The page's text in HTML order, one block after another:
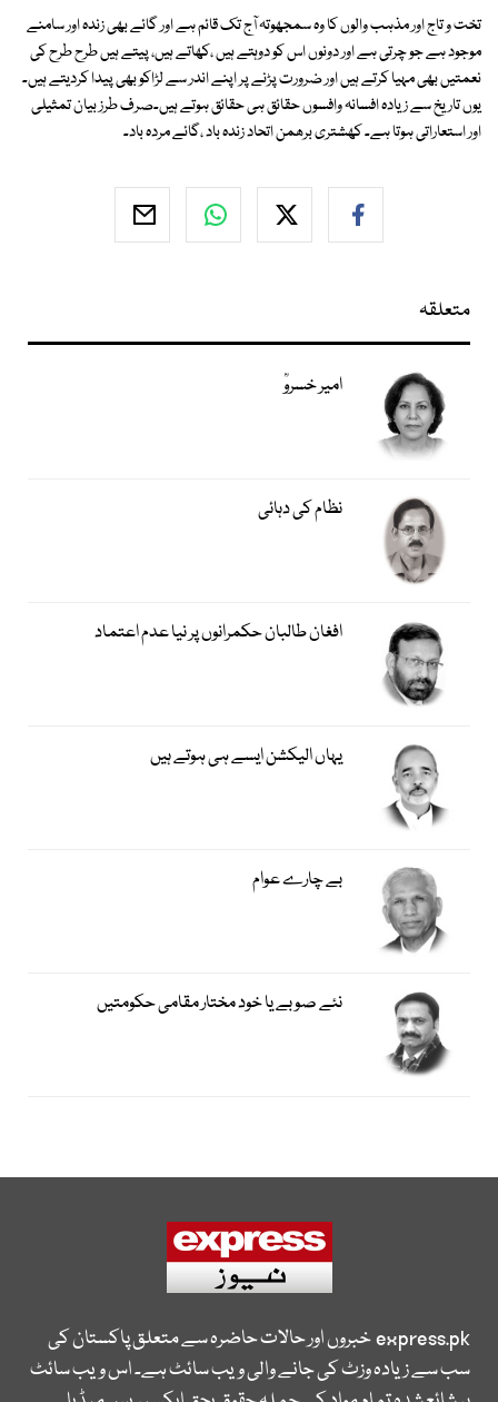
تخت و تاج اور مذہب والوں کا وہ سمجھوتہ آج تک قائم ہے اور گائے بھی زندہ اور سامنے
موجود ہے جو چرتی ہے اور دونوں اس کو دوہتے ہیں ،کھاتے ہیں، پیتے ہیں طرح طرح کی
نعمتیں بھی مہیا کرتے ہیں اور ضرورت پڑنے پر اپنے اندر سے لڑاکو بھی پیدا کردیتے ہیں۔
یوں تاریخ سے زیادہ افسانہ وافسوں حقائق ہی حقائق ہوتے ہیں۔صرف طرز بیان تمثیلی
اور استعاراتی ہوتا ہے۔ کھشتری برھمن اتحاد زندہ باد ،گائے مردہ باد۔
متعلقہ
امیر خسروؒ
نظام کی دہائی
افغان طالبان حکمرانوں پر نیا عدم اعتماد
یہاں الیکشن ایسے ہی ہوتے ہیں
بے چارے عوام
نئے صوبے یا خود مختار مقامی حکومتیں
express.pkخبروں اور حالات حاضرہ سے متعلق پاکستان کی
سب سے زیادہ وزٹ کی جانے والی ویب سائٹ ہے۔ اس ویب سائٹ